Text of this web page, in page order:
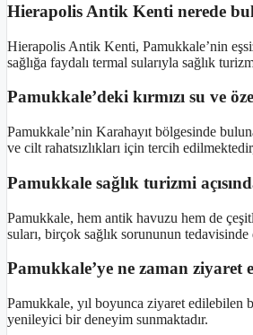
Hierapolis Antik Kenti nerede
Hierapolis Antik Kenti, Pamukkale’nin
sağlığa faydalı termal sularıyla sağlık
Pamukkale’deki kırmızı su ve
Pamukkale’nin Karahayıt bölgesinde
ve cilt rahatsızlıkları için tercih
Pamukkale sağlık turizmi
Pamukkale, hem antik havuzu hem de
suları, birçok sağlık sorununun
Pamukkale’ye ne zaman ziyaret
Pamukkale, yıl boyunca ziyaret edilebilen
yenileyici bir deneyim sunmaktadır.